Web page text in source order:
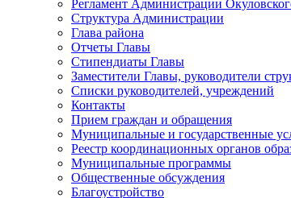
Регламент Администрации
Структура Администрации
Глава района
Отчеты Главы
Стипендиаты Главы
Заместители Главы, руководители
Списки руководителей, учреждений
Контакты
Прием граждан и обращения
Муниципальные и государственные
Реестр координационных органов
Муниципальные программы
Общественные обсуждения
Благоустройство